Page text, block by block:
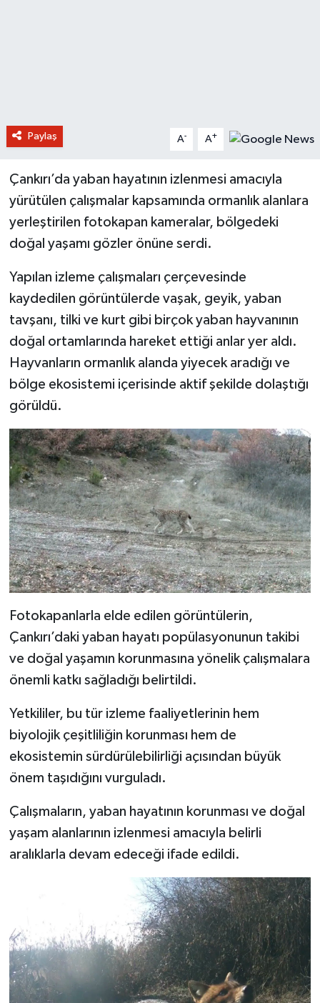
Paylaş A- A+
Çankırı’da yaban hayatının izlenmesi amacıyla
yürütülen çalışmalar kapsamında ormanlık alanlara
yerleştirilen fotokapan kameralar, bölgedeki
doğal yaşamı gözler önüne serdi.
Yapılan izleme çalışmaları çerçevesinde
kaydedilen görüntülerde vaşak, geyik, yaban
tavşanı, tilki ve kurt gibi birçok yaban hayvanının
doğal ortamlarında hareket ettiği anlar yer aldı.
Hayvanların ormanlık alanda yiyecek aradığı ve
bölge ekosistemi içerisinde aktif şekilde dolaştığı
görüldü.
Fotokapanlarla elde edilen görüntülerin,
Çankırı’daki yaban hayatı popülasyonunun takibi
ve doğal yaşamın korunmasına yönelik çalışmalara
önemli katkı sağladığı belirtildi.
Yetkililer, bu tür izleme faaliyetlerinin hem
biyolojik çeşitliliğin korunması hem de
ekosistemin sürdürülebilirliği açısından büyük
önem taşıdığını vurguladı.
Çalışmaların, yaban hayatının korunması ve doğal
yaşam alanlarının izlenmesi amacıyla belirli
aralıklarla devam edeceği ifade edildi.